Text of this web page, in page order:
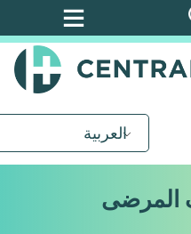
العربية
المرضى